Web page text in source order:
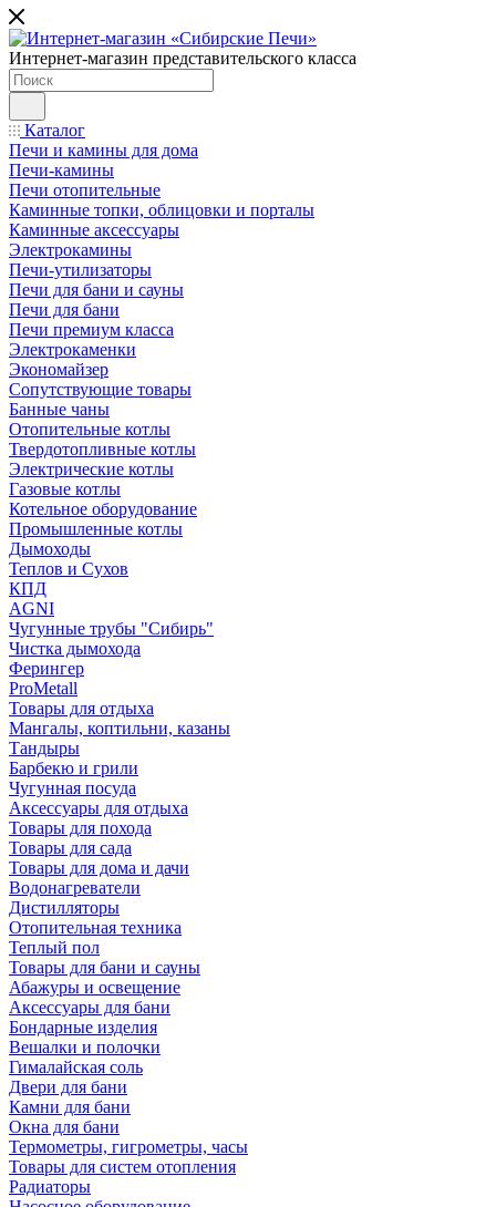
Интернет-магазин представительского класса
Каталог
Печи и камины для дома
Печи-камины
Печи отопительные
Каминные топки, облицовки и порталы
Каминные аксессуары
Электрокамины
Печи-утилизаторы
Печи для бани и сауны
Печи для бани
Печи премиум класса
Электрокаменки
Экономайзер
Сопутствующие товары
Банные чаны
Отопительные котлы
Твердотопливные котлы
Электрические котлы
Газовые котлы
Котельное оборудование
Промышленные котлы
Дымоходы
Теплов и Сухов
КПД
AGNI
Чугунные трубы "Сибирь"
Чистка дымохода
Ферингер
ProMetall
Товары для отдыха
Мангалы, коптильни, казаны
Тандыры
Барбекю и грили
Чугунная посуда
Аксессуары для отдыха
Товары для похода
Товары для сада
Товары для дома и дачи
Водонагреватели
Дистилляторы
Отопительная техника
Теплый пол
Товары для бани и сауны
Абажуры и освещение
Аксессуары для бани
Бондарные изделия
Вешалки и полочки
Гималайская соль
Двери для бани
Камни для бани
Окна для бани
Термометры, гигрометры, часы
Товары для систем отопления
Радиаторы